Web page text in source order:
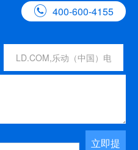
 400-600-4155
立即提